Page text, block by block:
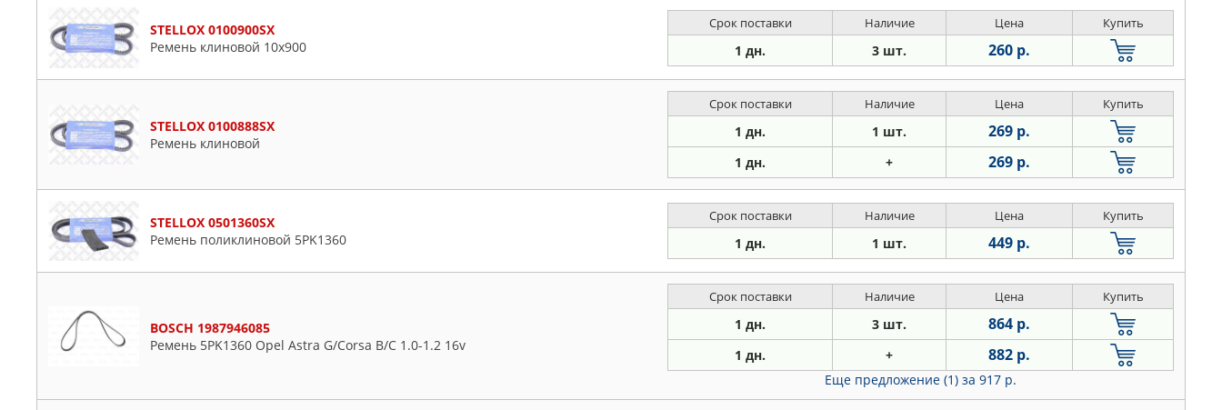
STELLOX 0100900SX
Ремень клиновой 10x900
Срок поставки Наличие Цена Купить
1 дн. 3 шт. 260 р.
STELLOX 0100888SX
Ремень клиновой
Срок поставки Наличие Цена Купить
1 дн. 1 шт. 269 р.
1 дн. + 269 р.
STELLOX 0501360SX
Ремень поликлиновой 5PK1360
Срок поставки Наличие Цена Купить
1 дн. 1 шт. 449 р.
BOSCH 1987946085
Ремень 5PK1360 Opel Astra G/Corsa B/C 1.0-1.2 16v
Срок поставки Наличие Цена Купить
1 дн. 3 шт. 864 р.
1 дн. + 882 р.
Еще предложение (1) за 917 р.